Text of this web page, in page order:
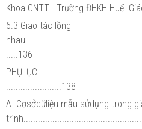
Khoa CNTT - Trường ĐHKH Huế
6.3 Giao tác lồng
.....136
.......................138
A. Cơsởdữliệu mẫu sửdụng trong